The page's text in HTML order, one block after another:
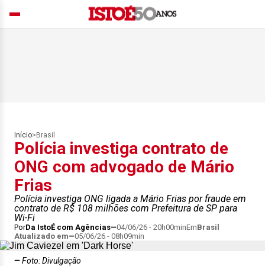
Início> Brasil
Polícia investiga contrato de
ONG com advogado de Mário
Frias
Polícia investiga ONG ligada a Mário Frias por fraude em
contrato de R$ 108 milhões com Prefeitura de SP para
Wi-Fi
PorDa IstoÉ com Agências 04/06/26 - 20h00minEmBrasil
Atualizado em
05/06/26 - 08h09min
Foto: Divulgação